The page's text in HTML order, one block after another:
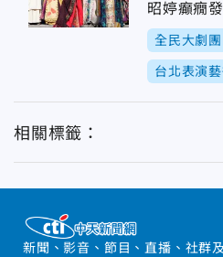
昭婷癲癇
全民大劇團
台北表演
相關標籤：
新聞、影音、節目、直播、社群